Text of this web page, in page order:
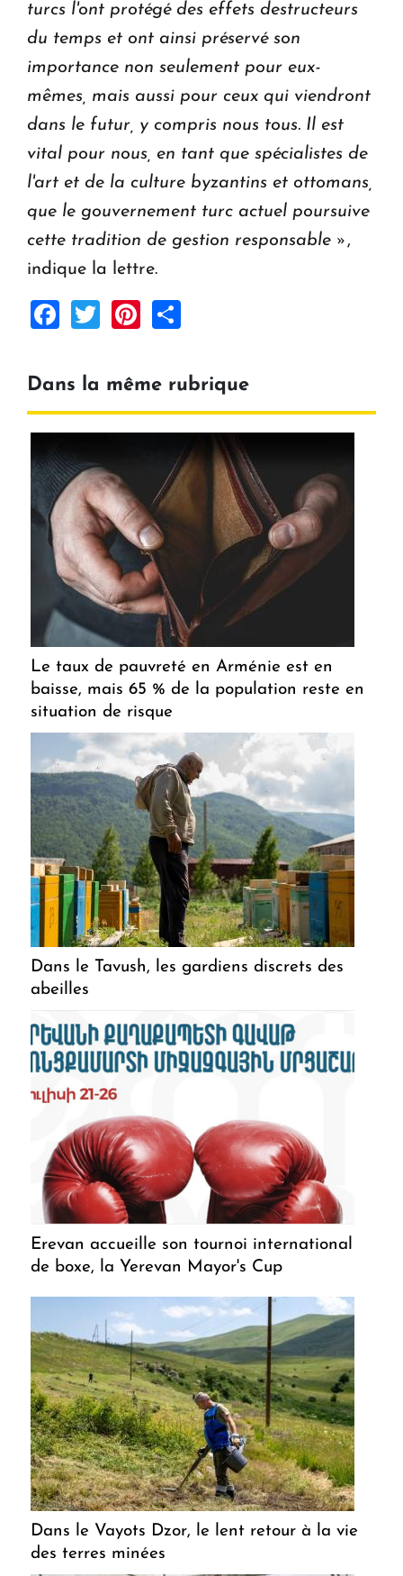
turcs l'ont protégé des effets destructeurs
du temps et ont ainsi préservé son
importance non seulement pour eux-
mêmes, mais aussi pour ceux qui viendront
dans le futur, y compris nous tous. Il est
vital pour nous, en tant que spécialistes de
l'art et de la culture byzantins et ottomans,
que le gouvernement turc actuel poursuive
cette tradition de gestion responsable »,
indique la lettre.
Facebook
TwitterPinterest
Dans la même rubrique
Le taux de pauvreté en Arménie est en
baisse, mais 65 % de la population reste en
situation de risque
Dans le Tavush, les gardiens discrets des
abeilles
Erevan accueille son tournoi international
de boxe, la Yerevan Mayor's Cup
Dans le Vayots Dzor, le lent retour à la vie
des terres minées